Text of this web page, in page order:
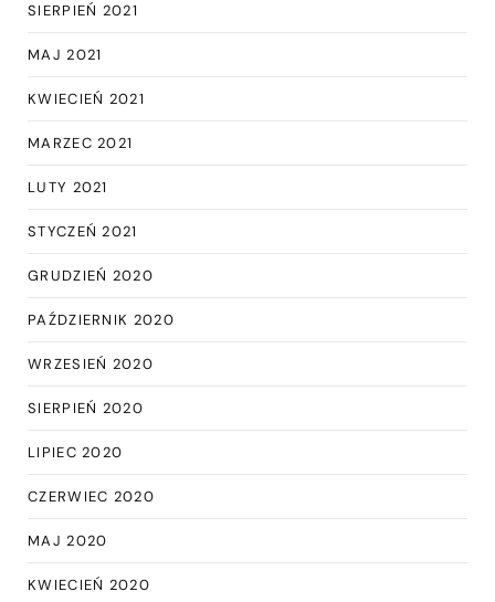
SIERPIEŃ 2021
MAJ 2021
KWIECIEŃ 2021
MARZEC 2021
LUTY 2021
STYCZEŃ 2021
GRUDZIEŃ 2020
PAŹDZIERNIK 2020
WRZESIEŃ 2020
SIERPIEŃ 2020
LIPIEC 2020
CZERWIEC 2020
MAJ 2020
KWIECIEŃ 2020